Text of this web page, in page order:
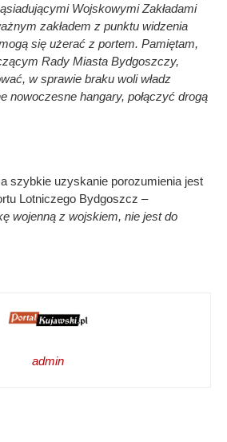
Wojskowymi Zakładami
zakładem z punktu widzenia
się użerać z portem. Pamiętam,
Rady Miasta Bydgoszczy,
w sprawie braku woli władz
nowoczesne hangary, połączyć drogą
szybkie uzyskanie porozumienia jest
Lotniczego Bydgoszcz –
wojenną z wojskiem, nie jest do
admin